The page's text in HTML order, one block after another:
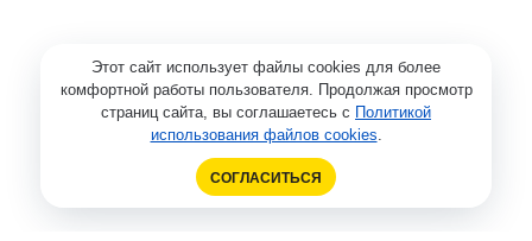
Этот сайт использует файлы cookies для более
комфортной работы пользователя. Продолжая просмотр
страниц сайта, вы соглашаетесь с Политикой
использования файлов cookies.
СОГЛАСИТЬСЯ